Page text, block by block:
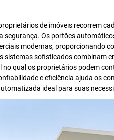
de imóveis recorrem
segurança. Os portões
modernas, proporcionando
sistemas sofisticados combinam
no qual os proprietários podem
e eficiência ajuda os
ideal para suas